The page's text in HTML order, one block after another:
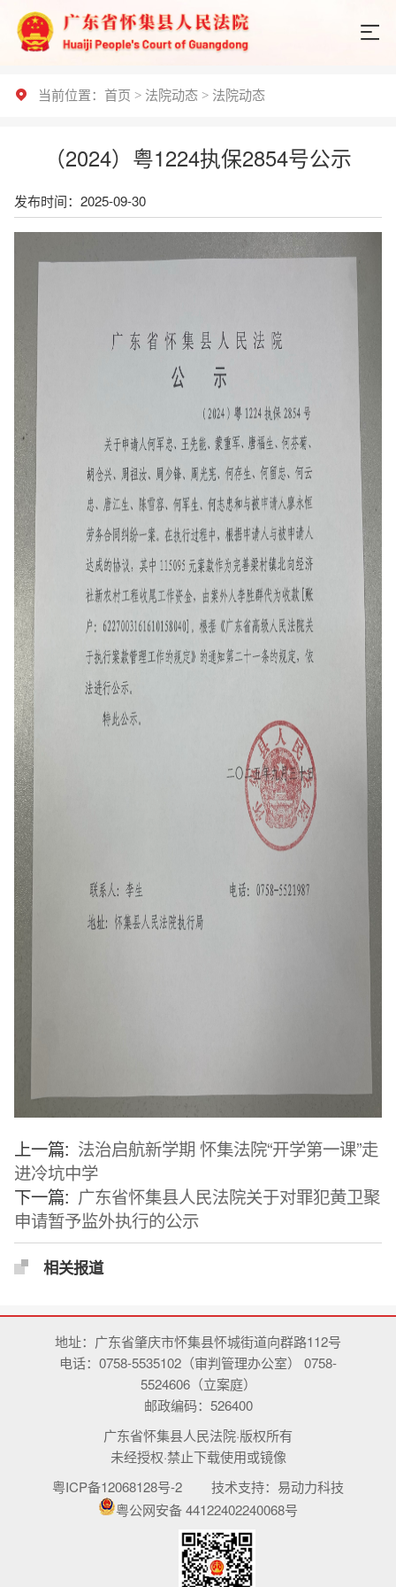
当前位置： 首页 > 法院动态 > 法院动态
（2024）粤1224执保2854号公示
发布时间：2025-09-30
上一篇: 法治启航新学期 怀集法院“开学第一课”走
进冷坑中学
下一篇: 广东省怀集县人民法院关于对罪犯黄卫聚
申请暂予监外执行的公示
相关报道
地址：广东省肇庆市怀集县怀城街道向群路112号
电话：0758-5535102（审判管理办公室） 0758-
5524606（立案庭）
邮政编码：526400
广东省怀集县人民法院·版权所有
未经授权·禁止下载使用或镜像
粤ICP备12068128号-2
技术支持： 易动力科技
粤公网安备 44122402240068号